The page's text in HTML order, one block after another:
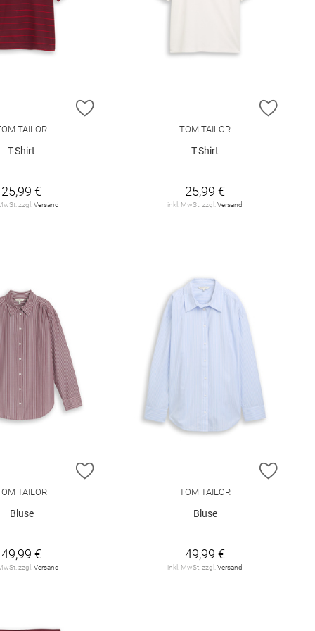
HINZUFÜGEN
TAILOR
T-Shirt
25,99 €
zzgl.Versand
ZUR
TOM TAILOR
T-Shirt
25,99 €
inkl. MwSt. zzgl.Versand
HINZUFÜGEN
TAILOR
Bluse
49,99 €
zzgl.Versand
ZUR
TOM TAILOR
Bluse
49,99 €
inkl. MwSt. zzgl.Versand